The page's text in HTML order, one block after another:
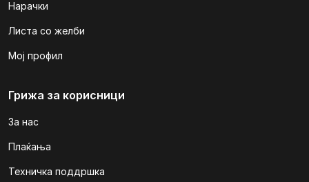
Нарачки
Листа со желби
Мој профил
Грижа за корисници
За нас
Плаќања
Техничка поддршка